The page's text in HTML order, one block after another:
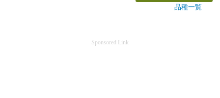
品種一覧
Sponsored Link